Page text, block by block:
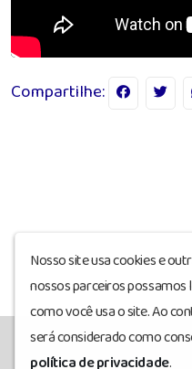
Compartilhe:
Nosso site usa cookies e
nossos parceiros
como você usa o site. Ao
será considerado como
política de privacidade.